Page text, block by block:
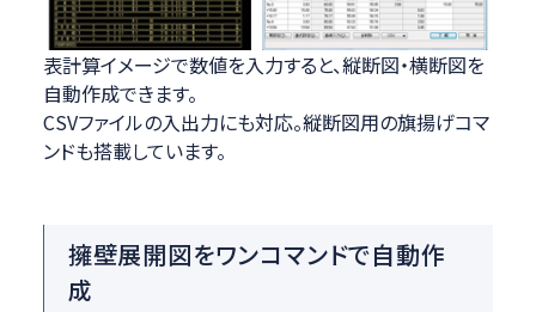
表計算イメージで数値を入力すると、縦断図・横断図を
自動作成できます。
CSVファイルの入出力にも対応。縦断図用の旗揚げコマ
ンドも搭載しています。
擁壁展開図をワンコマンドで自動作
成